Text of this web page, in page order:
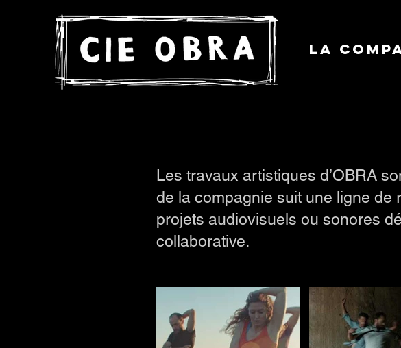
La
Les travaux artistiques d’OBRA
de la compagnie suit une ligne
projets audiovisuels ou sonores
collaborative.